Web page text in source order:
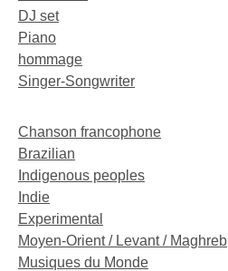
DJ set
Piano
hommage
Singer-Songwriter
Chanson francophone
Brazilian
Indigenous peoples
Indie
Experimental
Moyen-Orient / Levant / Maghreb
Musiques du Monde